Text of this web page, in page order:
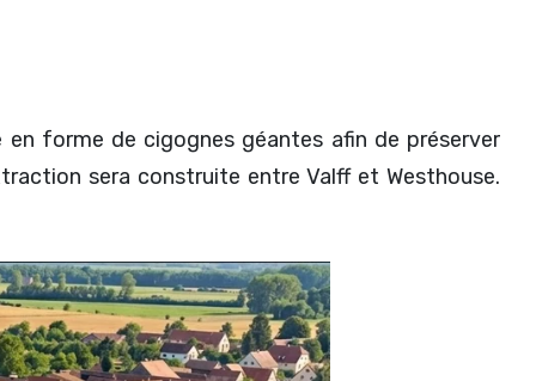
forme de cigognes géantes afin de préserver
sera construite entre Valff et Westhouse.